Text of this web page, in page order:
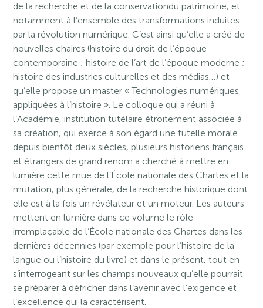
de la recherche et de la conservationdu patrimoine, et
notamment à l’ensemble des transformations induites
par la révolution numérique. C’est ainsi qu’elle a créé de
nouvelles chaires (histoire du droit de l’époque
contemporaine ; histoire de l’art de l’époque moderne ;
histoire des industries culturelles et des médias…) et
qu’elle propose un master « Technologies numériques
appliquées à l’histoire ». Le colloque qui a réuni à
l’Académie, institution tutélaire étroitement associée à
sa création, qui exerce à son égard une tutelle morale
depuis bientôt deux siècles, plusieurs historiens français
et étrangers de grand renom a cherché à mettre en
lumière cette mue de l’École nationale des Chartes et la
mutation, plus générale, de la recherche historique dont
elle est à la fois un révélateur et un moteur. Les auteurs
mettent en lumière dans ce volume le rôle
irremplaçable de l’École nationale des Chartes dans les
dernières décennies (par exemple pour l’histoire de la
langue ou l’histoire du livre) et dans le présent, tout en
s’interrogeant sur les champs nouveaux qu’elle pourrait
se préparer à défricher dans l’avenir avec l’exigence et
l’excellence qui la caractérisent.